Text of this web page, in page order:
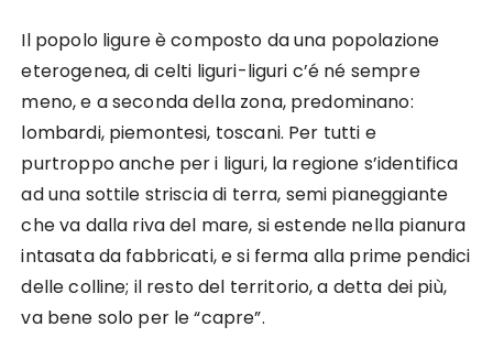
Il popolo ligure è composto da una popolazione
eterogenea, di celti liguri-liguri c’é né sempre
meno, e a seconda della zona, predominano:
lombardi, piemontesi, toscani. Per tutti e
purtroppo anche per i liguri, la regione s’identifica
ad una sottile striscia di terra, semi pianeggiante
che va dalla riva del mare, si estende nella pianura
intasata da fabbricati, e si ferma alla prime pendici
delle colline; il resto del territorio, a detta dei più,
va bene solo per le “capre”.